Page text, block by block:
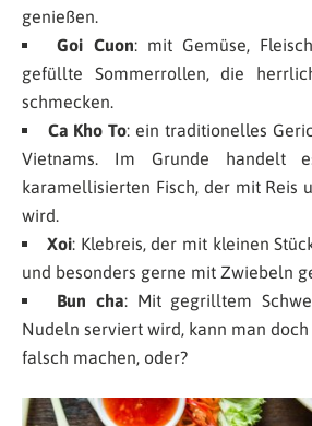
genießen.
Goi Cuon: mit Gemüse,
gefüllte Sommerrollen, die
schmecken.
Ca Kho To: ein traditionelles
Vietnams. Im Grunde handelt
karamellisierten Fisch, der mit Reis
wird.
Xoi: Klebreis, der mit kleinen
und besonders gerne mit Zwiebeln
Bun cha: Mit gegrilltem
Nudeln serviert wird, kann man
falsch machen, oder?